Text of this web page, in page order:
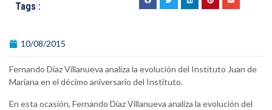
Tags :
10/08/2015
Fernando Díaz Villanueva analiza la evolución del Instituto Juan de
Mariana en el décimo aniversario del Instituto.
En esta ocasión, Fernando Díaz Villanueva analiza la evolución del